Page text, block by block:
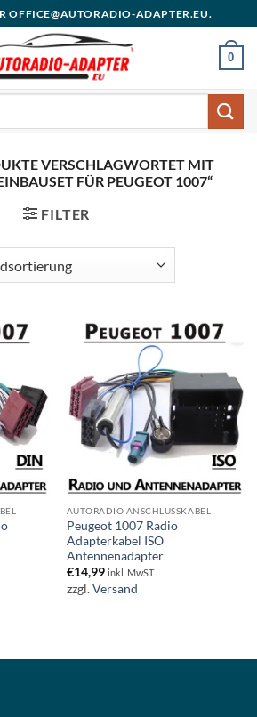
OFFICE@AUTORADIO-ADAPTER.EU.
0
VERSCHLAGWORTET MIT
FÜR PEUGEOT 1007“
FILTER
AUTORADIO ANSCHLUSSKABEL
Peugeot 1007 Radio
Adapterkabel ISO
Antennenadapter
€14,99 inkl. MwST
zzgl.Versand